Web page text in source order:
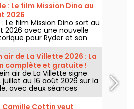
: Le film Mission Dino au
2026
: Le film Mission Dino sort au
2026 avec une nouvelle
pour Ryder et son
air de La Villette 2026 : La
complète et gratuite !
air de La Villette signe
au 16 août 2026 sur la
avec deux séances
à 18h et 21h. Pour cette
met à l’honneur le
Camille Cottin veut